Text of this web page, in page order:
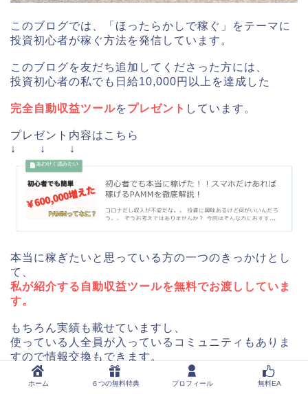
このブログでは、「ほったらかしで稼ぐ」をテーマに
投資初心者が稼ぐ方法を発信しています。
このブログを友だち追加してくださった方には、
投資初心者の私でも日給10,000円以上を達成した
完全自動収益ツールをプレゼント しています。
プレゼント内容はこちら
↓ ↓ ↓
本当に稼ぎたいと思っている方の一つのきっかけとし
て、
私が紹介する自動収益ツールを無料でお渡ししていま
す。
もちろん実績も載せていますし、
使っている人全員が入っているコミュニティもありま
すので情報交換もできます。
完全無料で永年使えるものですので、ぜひ使ってみて
ホーム ６つの無料特典 プロフィール 無料EA